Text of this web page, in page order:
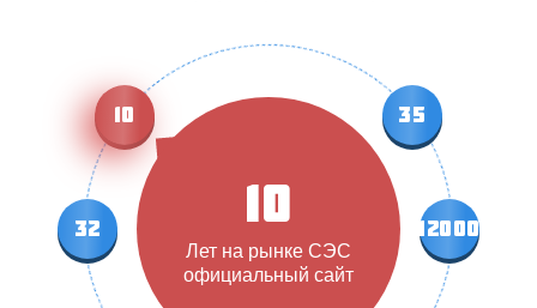
10 35
12000
32 10
Лет на рынке СЭС
официальный сайт